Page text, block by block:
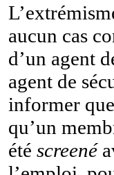
aucun cas
d’un agent
agent de
informer
qu’un
été screené